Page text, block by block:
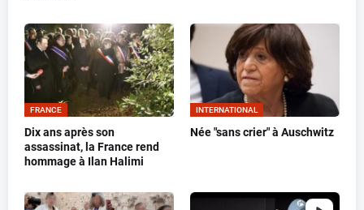
FRANCE
Dix ans après son
assassinat, la France rend
hommage à Ilan Halimi
INTERNATIONAL
Née "sans crier" à Auschwitz